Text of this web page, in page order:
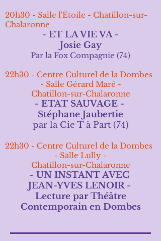
20h30 - Salle l'Étoile - Chatillon-sur-
Chalaronne
- ET LA VIE VA -
Josie Gay
Par la Fox Compagnie (74)
22h30 - Centre Culturel de la Dombes
- Salle Gérard Maré -
Chatillon-sur-Chalaronne
- ETAT SAUVAGE -
Stéphane Jaubertie
par la Cie T à Part (74)
22h30 - Centre Culturel de la Dombes
- Salle Lully -
Chatillon-sur-Chalaronne
- UN INSTANT AVEC
JEAN-YVES LENOIR -
Lecture par Théâtre
Contemporain en Dombes